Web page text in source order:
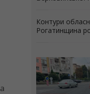
Контури
Рогатинщина